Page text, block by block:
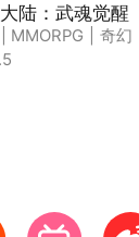
陆：武魂觉醒
MMORPG
奇幻
大陆